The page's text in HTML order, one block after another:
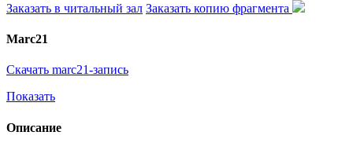
Заказать в читальный зал Заказать копию фрагмента
Marc21
Скачать marc21-запись
Показать
Описание